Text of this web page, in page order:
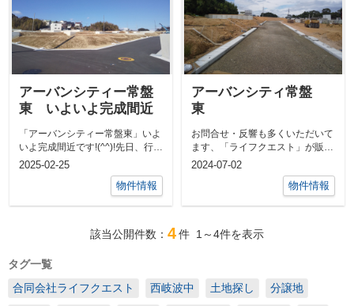
アーバンシティー常盤
東 いよいよ完成間近
「アーバンシティー常盤東」いよ
いよ完成間近です!(^^)!先日、行政
による「完了検査」を受けまし
2025-02-25
物件情報
アーバンシティ常盤
東
お問合せ・反響も多くいただいて
ます、「ライフクエスト」が販売
する「アーバンシティ常盤東」梅
2024-07-02
物件情報
該当公開件数： 4件 1～4件を表示
タグ一覧
合同会社ライフクエスト
西岐波中 土地探し 分譲地